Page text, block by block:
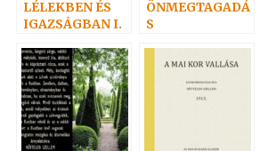
LÉLEKBEN ÉS
IGAZSÁGBAN I.
ÖNMEGTAGADÁ
S